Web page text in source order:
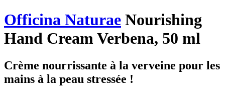
Officina Naturae Nourishing
Hand Cream Verbena, 50 ml
Crème nourrissante à la verveine pour les
mains à la peau stressée !